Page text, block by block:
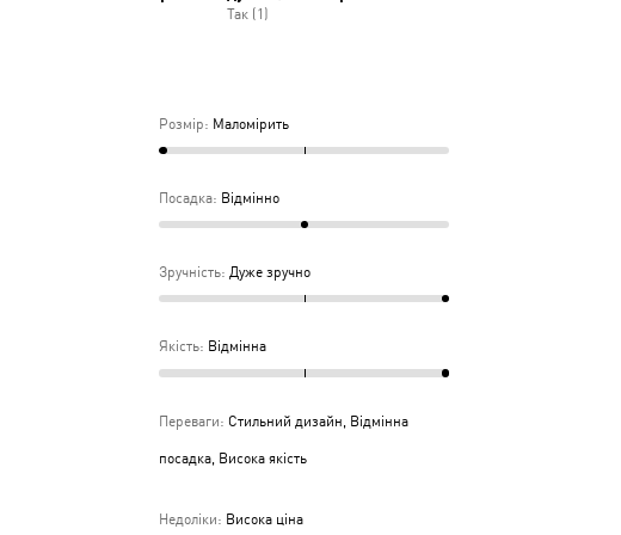
Так (1)
Розмір: Маломірить
Посадка: Відмінно
Зручність: Дуже зручно
Якість: Відмінна
Переваги: Стильний дизайн, Відмінна
посадка, Висока якість
Недоліки: Висока ціна